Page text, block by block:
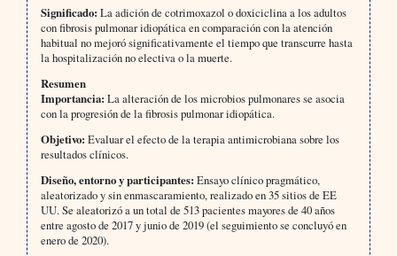
Significado: La adición de cotrimoxazol o doxiciclina a los adultos
con fibrosis pulmonar idiopática en comparación con la atención
habitual no mejoró significativamente el tiempo que transcurre hasta
la hospitalización no electiva o la muerte.
Resumen
Importancia: La alteración de los microbios pulmonares se asocia
con la progresión de la fibrosis pulmonar idiopática.
Objetivo: Evaluar el efecto de la terapia antimicrobiana sobre los
resultados clínicos.
Diseño, entorno y participantes: Ensayo clínico pragmático,
aleatorizado y sin enmascaramiento, realizado en 35 sitios de EE
UU. Se aleatorizó a un total de 513 pacientes mayores de 40 años
entre agosto de 2017 y junio de 2019 (el seguimiento se concluyó en
enero de 2020).